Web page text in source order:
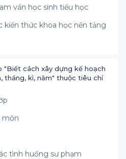
vấn học sinh tiểu học
kiến thức khoa học nền tảng
"Biết cách xây dựng kế hoạch
tháng, kì, năm" thuộc tiêu chí
môn
tình huống sư phạm